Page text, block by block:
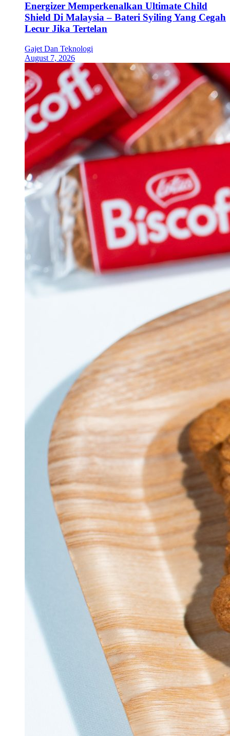
Energizer Memperkenalkan Ultimate Child
Shield Di Malaysia – Bateri Syiling Yang Cegah
Lecur Jika Tertelan
Gajet Dan Teknologi
August 7, 2026